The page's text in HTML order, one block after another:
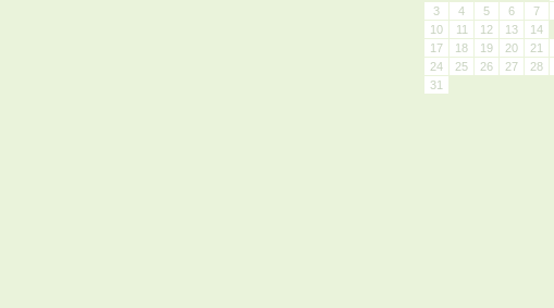
3
4 5 6 7
10
11 12 13 14
17
18 19 20 21
24
25 26 27 28
31